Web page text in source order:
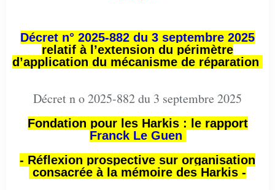
Décret n° 2025-882 du 3 septembre 2025
relatif à l’extension du périmètre
d’application du mécanisme de réparation
Décret n o 2025-882 du 3 septembre 2025
Fondation pour les Harkis : le rapport
Franck Le Guen
- Réflexion prospective sur organisation
consacrée à la mémoire des Harkis -